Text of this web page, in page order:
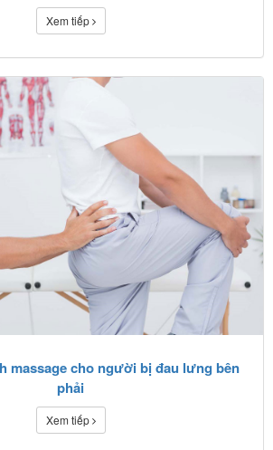
Xem tiếp
massage cho người bị đau lưng bên
phải
Xem tiếp